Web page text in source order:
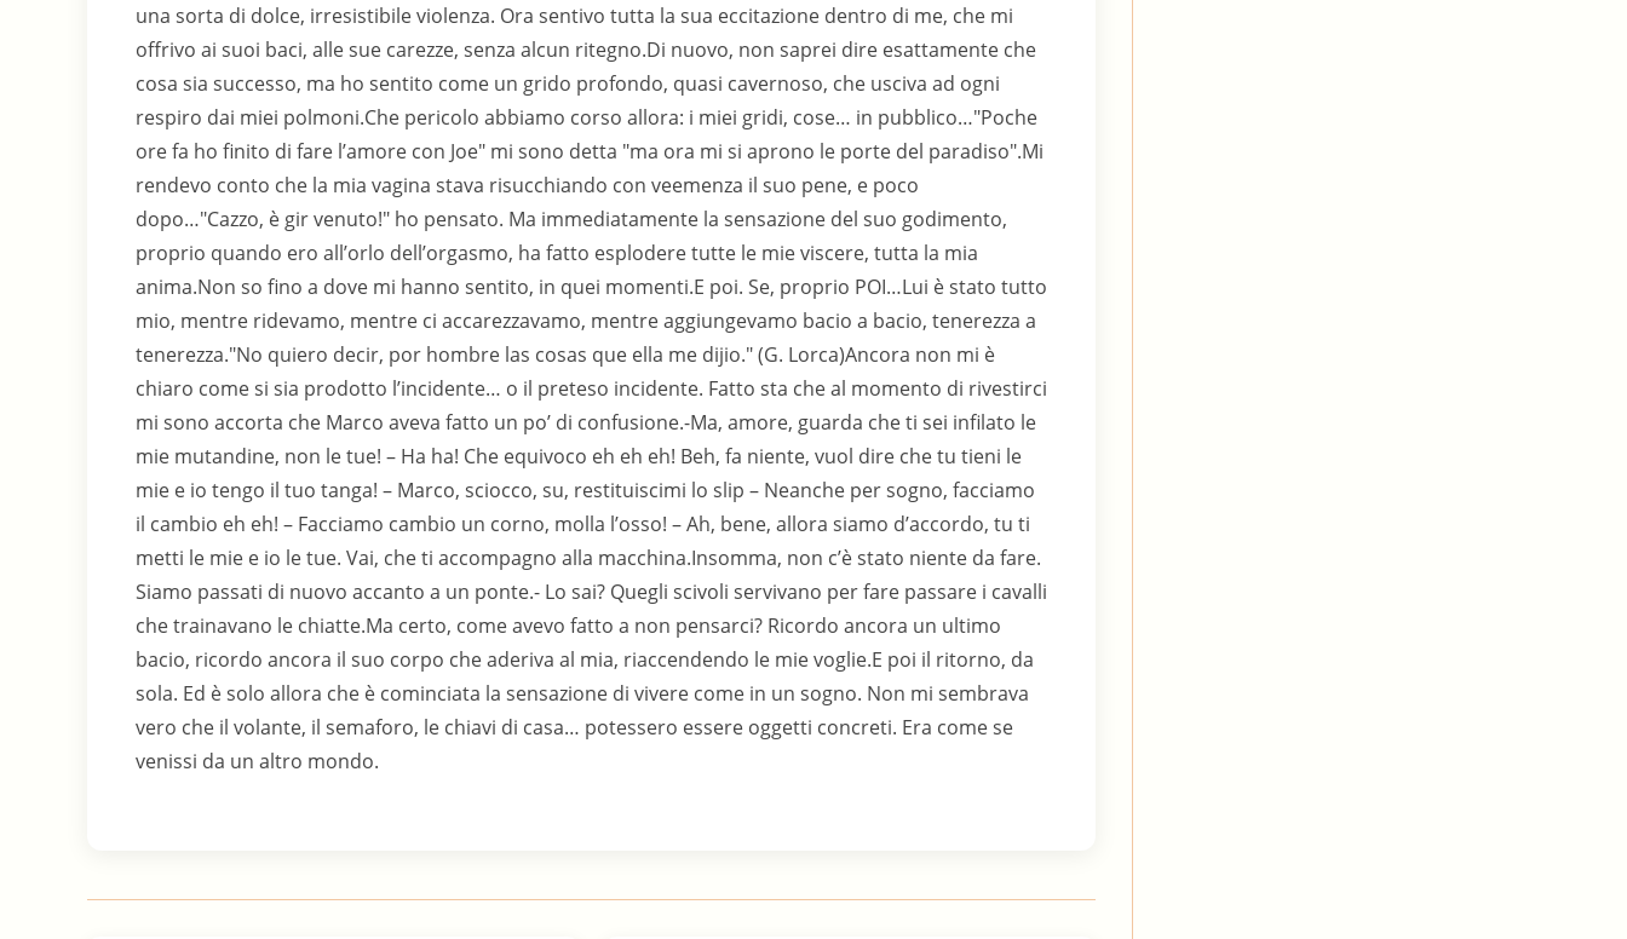
una sorta di dolce, irresistibile violenza. Ora sentivo tutta la sua eccitazione dentro di me, che mi
offrivo ai suoi baci, alle sue carezze, senza alcun ritegno.Di nuovo, non saprei dire esattamente che
cosa sia successo, ma ho sentito come un grido profondo, quasi cavernoso, che usciva ad ogni
respiro dai miei polmoni.Che pericolo abbiamo corso allora: i miei gridi, cose… in pubblico…"Poche
ore fa ho finito di fare l’amore con Joe" mi sono detta "ma ora mi si aprono le porte del paradiso".Mi
rendevo conto che la mia vagina stava risucchiando con veemenza il suo pene, e poco
dopo…"Cazzo, è gir venuto!" ho pensato. Ma immediatamente la sensazione del suo godimento,
proprio quando ero all’orlo dell’orgasmo, ha fatto esplodere tutte le mie viscere, tutta la mia
anima.Non so fino a dove mi hanno sentito, in quei momenti.E poi. Se, proprio POI…Lui è stato tutto
mio, mentre ridevamo, mentre ci accarezzavamo, mentre aggiungevamo bacio a bacio, tenerezza a
tenerezza."No quiero decir, por hombre las cosas que ella me dijio." (G. Lorca)Ancora non mi è
chiaro come si sia prodotto l’incidente… o il preteso incidente. Fatto sta che al momento di rivestirci
mi sono accorta che Marco aveva fatto un po’ di confusione.-Ma, amore, guarda che ti sei infilato le
mie mutandine, non le tue! – Ha ha! Che equivoco eh eh eh! Beh, fa niente, vuol dire che tu tieni le
mie e io tengo il tuo tanga! – Marco, sciocco, su, restituiscimi lo slip – Neanche per sogno, facciamo
il cambio eh eh! – Facciamo cambio un corno, molla l’osso! – Ah, bene, allora siamo d’accordo, tu ti
metti le mie e io le tue. Vai, che ti accompagno alla macchina.Insomma, non c’è stato niente da fare.
Siamo passati di nuovo accanto a un ponte.- Lo sai? Quegli scivoli servivano per fare passare i cavalli
che trainavano le chiatte.Ma certo, come avevo fatto a non pensarci? Ricordo ancora un ultimo
bacio, ricordo ancora il suo corpo che aderiva al mia, riaccendendo le mie voglie.E poi il ritorno, da
sola. Ed è solo allora che è cominciata la sensazione di vivere come in un sogno. Non mi sembrava
vero che il volante, il semaforo, le chiavi di casa… potessero essere oggetti concreti. Era come se
venissi da un altro mondo.